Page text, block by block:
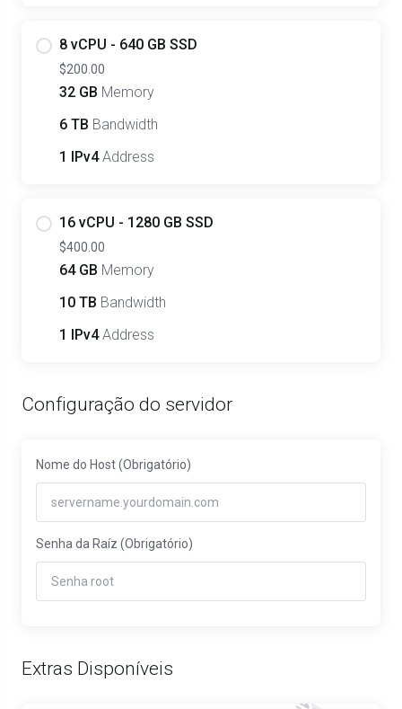
8 vCPU - 640 GB SSD
$200.00
32 GB Memory
6 TB Bandwidth
1 IPv4Address
16 vCPU - 1280 GB SSD
$400.00
64 GB Memory
10 TB Bandwidth
1 IPv4Address
Configuração do servidor
Nome do Host(Obrigatório)
Senha da Raíz (Obrigatório)
Extras Disponíveis